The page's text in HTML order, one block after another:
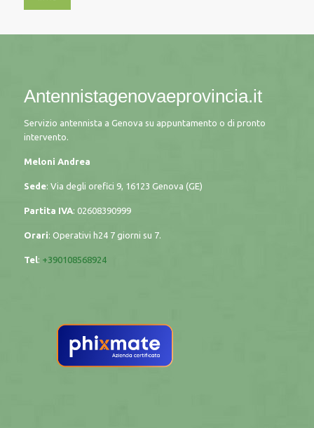
Antennistagenovaeprovincia.it
Servizio antennista a Genova su appuntamento o di pronto
intervento.
Meloni Andrea
Sede: Via degli orefici 9, 16123 Genova (GE)
Partita IVA: 02608390999
Orari: Operativi h24 7 giorni su 7.
Tel: +390108568924